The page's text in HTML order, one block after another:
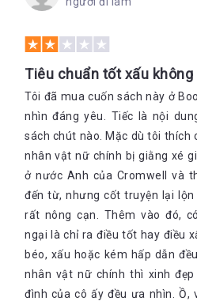
Tiêu chuẩn tốt xấu không
Tôi đã mua cuốn sách này ở
nhìn đáng yêu. Tiếc là nội
sách chút nào. Mặc dù tôi thích
nhân vật nữ chính bị giằng xé
ở nước Anh của Cromwell và
đến từ, nhưng cốt truyện lại
rất nông cạn. Thêm vào đó,
ngại là chỉ ra điều tốt hay điều
béo, xấu hoặc kém hấp dẫn
nhân vật nữ chính thì xinh
đình của cô ấy đều ưa nhìn.